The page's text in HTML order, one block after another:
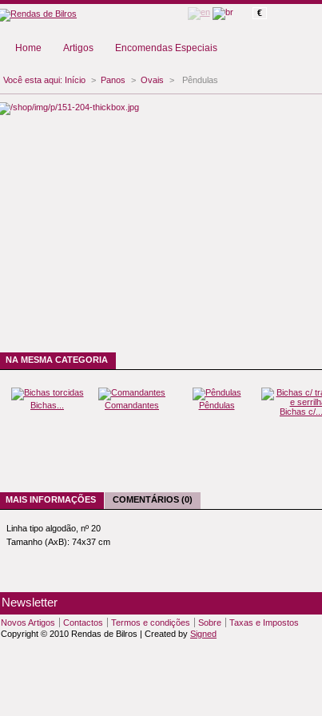
€
Home Artigos Encomendas Especiais
Você esta aqui: Início > Panos > Ovais > Pêndulas
NA MESMA CATEGORIA
Bichas... Comandantes Pêndulas
Bichas c/...
MAIS INFORMAÇÕES COMENTÁRIOS (0)
Linha tipo algodão, nº 20
Tamanho (AxB): 74x37 cm
Newsletter
Novos Artigos Contactos Termos e condições Sobre
Taxas e Impostos
Copyright © 2010 Rendas de Bilros | Created by Signed